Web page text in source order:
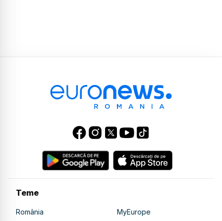
Teme
România
MyEurope